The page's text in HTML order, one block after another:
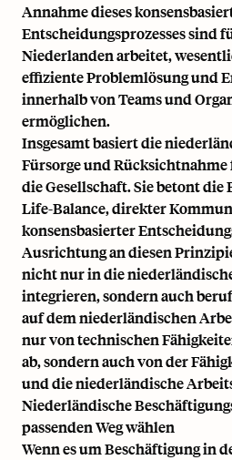
Annahme dieses
Entscheidungsprozesses sind
Niederlanden arbeitet,
effiziente Problemlösung und
innerhalb von Teams und
ermöglichen.
Insgesamt basiert die
Fürsorge und
die Gesellschaft. Sie betont die
Life-Balance, direkter
konsensbasierter
Ausrichtung an diesen
nicht nur in die
integrieren, sondern auch
auf dem niederländischen
nur von technischen
ab, sondern auch von der
und die niederländische
Niederländische
passenden Weg wählen
Wenn es umBeschäftigung in